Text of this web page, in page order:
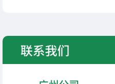
联系我们